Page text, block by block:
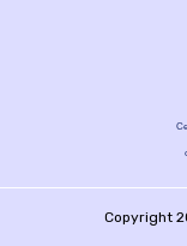
Copyright